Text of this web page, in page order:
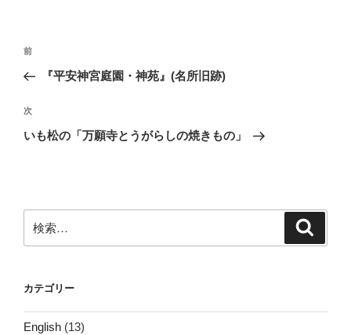
投
ナ
ビ
ゲ
ン
前
の
稿
前
『平安神宮庭園・神苑』(名所旧跡)
次
の
次
いも松の「万願寺とうがらしの焼きもの」
索:
カテゴリー
English (13)